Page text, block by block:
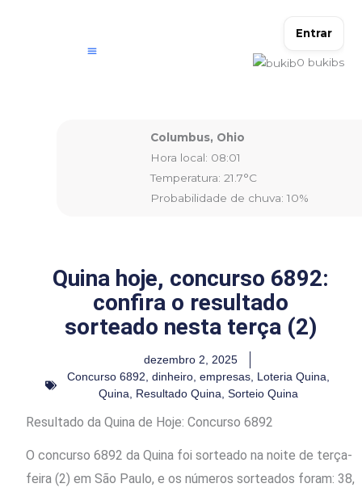
Entrar
0 bukibs
Columbus, Ohio
Hora local: 08:01
Temperatura: 21.7°C
Probabilidade de chuva: 10%
Quina hoje, concurso 6892:
confira o resultado
sorteado nesta terça (2)
dezembro 2, 2025
Concurso 6892, dinheiro, empresas, Loteria Quina,
Quina, Resultado Quina, Sorteio Quina
Resultado da Quina de Hoje: Concurso 6892
O concurso 6892 da Quina foi sorteado na noite de terça-
feira (2) em São Paulo, e os números sorteados foram: 38,